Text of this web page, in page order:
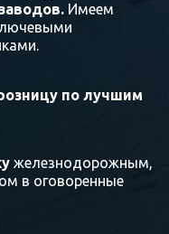
Имеем
по лучшим
железнодорожным,
в оговоренные